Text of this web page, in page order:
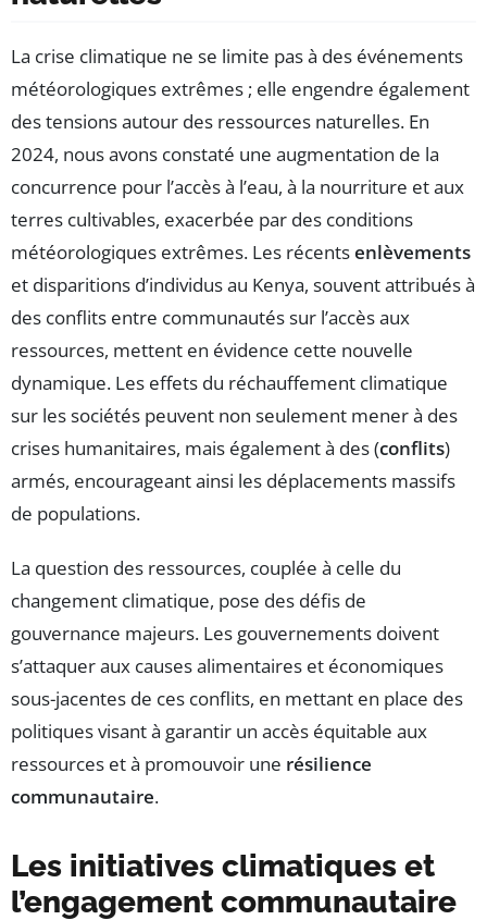
La crise climatique ne se limite pas à des événements
météorologiques extrêmes ; elle engendre également
des tensions autour des ressources naturelles. En
2024, nous avons constaté une augmentation de la
concurrence pour l’accès à l’eau, à la nourriture et aux
terres cultivables, exacerbée par des conditions
météorologiques extrêmes. Les récentsenlèvements
et disparitions d’individus au Kenya, souvent attribués à
des conflits entre communautés sur l’accès aux
ressources, mettent en évidence cette nouvelle
dynamique. Les effets du réchauffement climatique
sur les sociétés peuvent non seulement mener à des
crises humanitaires, mais également à des (conflits)
armés, encourageant ainsi les déplacements massifs
de populations.
La question des ressources, couplée à celle du
changement climatique, pose des défis de
gouvernance majeurs. Les gouvernements doivent
s’attaquer aux causes alimentaires et économiques
sous-jacentes de ces conflits, en mettant en place des
politiques visant à garantir un accès équitable aux
ressources et à promouvoir une résilience
communautaire.
Les initiatives climatiques et
l’engagement communautaire